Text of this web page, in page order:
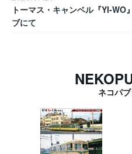
トーマス・キャンベル『YI-WO
ブにて
ネコパ